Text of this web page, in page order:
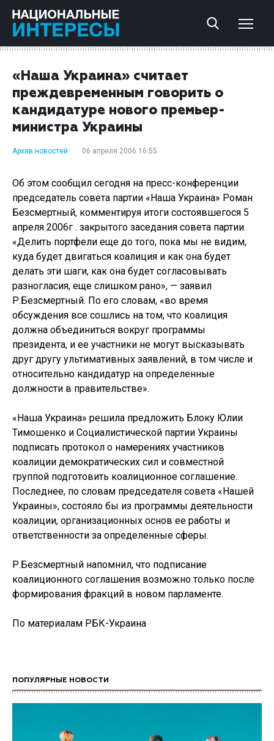
«Наша Украина» считает
преждевременным говорить о
кандидатуре нового премьер-
министра Украины
Архив новостей 06 апреля 2006 16:55
Об этом сообщил сегодня на пресс-конференции
председатель совета партии «Наша Украина» Роман
Безсмертный, комментируя итоги состоявшегося 5
апреля 2006г . закрытого заседания совета партии.
«Делить портфели еще до того, пока мы не видим,
куда будет двигаться коалиция и как она будет
делать эти шаги, как она будет согласовывать
разногласия, еще слишком рано», — заявил
Р.Безсмертный. По его словам, «во время
обсуждения все сошлись на том, что коалиция
должна объединиться вокруг программы
президента, и ее участники не могут высказывать
друг другу ультимативных заявлений, в том числе и
относительно кандидатур на определенные
должности в правительстве».
«Наша Украина» решила предложить Блоку Юлии
Тимошенко и Социалистической партии Украины
подписать протокол о намерениях участников
коалиции демократических сил и совместной
группой подготовить коалиционное соглашение.
Последнее, по словам председателя совета «Нашей
Украины», состояло бы из программы деятельности
коалиции, организационных основ ее работы и
ответственности за определенные сферы.
Р.Безсмертный напомнил, что подписание
коалиционного соглашения возможно только после
формирования фракций в новом парламенте.
По материалам РБК-Украина
ПОПУЛЯРНЫЕ НОВОСТИ